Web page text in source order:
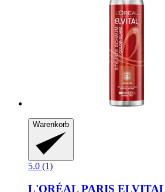
Warenkorb
5.0 (1)
L'ORÉAL PARIS